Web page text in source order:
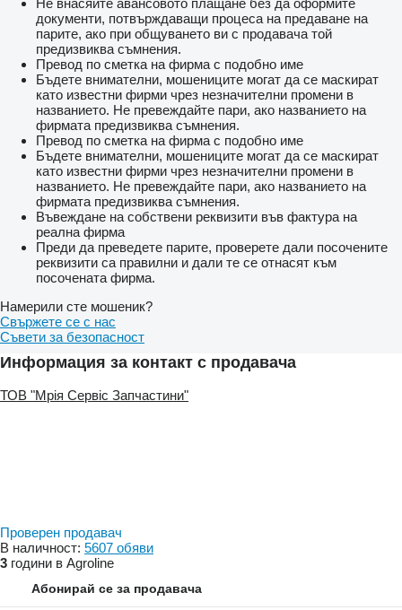
Не внасяйте авансовото плащане без да оформите
документи, потвърждаващи процеса на предаване на
парите, ако при общуването ви с продавача той
предизвиква съмнения.
Превод по сметка на фирма с подобно име
Бъдете внимателни, мошениците могат да се маскират
като известни фирми чрез незначителни промени в
названието. Не превеждайте пари, ако названието на
фирмата предизвиква съмнения.
Превод по сметка на фирма с подобно име
Бъдете внимателни, мошениците могат да се маскират
като известни фирми чрез незначителни промени в
названието. Не превеждайте пари, ако названието на
фирмата предизвиква съмнения.
Въвеждане на собствени реквизити във фактура на
реална фирма
Преди да преведете парите, проверете дали посочените
реквизити са правилни и дали те се отнасят към
посочената фирма.
Намерили сте мошеник?
Свържете се с нас
Съвети за безопасност
Информация за контакт с продавача
ТОВ "Мрія Сервіс Запчастини"
Проверен продавач
В наличност: 5607 обяви
3 години в Agroline
Абонирай се за продавача